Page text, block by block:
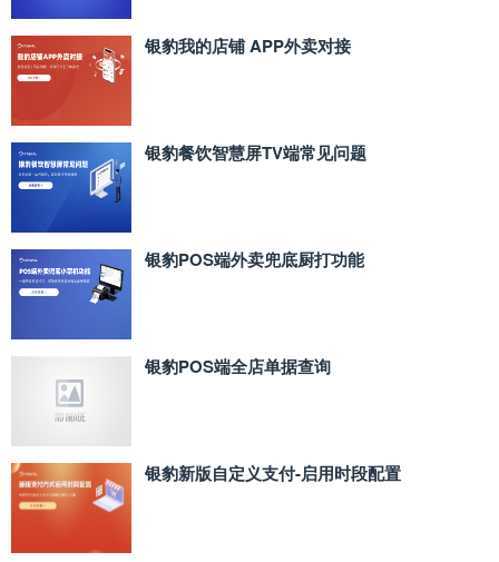
银豹我的店铺 APP外卖对接
银豹餐饮智慧屏TV端常见问题
银豹POS端外卖兜底厨打功能
银豹POS端全店单据查询
银豹新版自定义支付‑启用时段配置